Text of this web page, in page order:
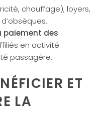
chauffage), loyers,
paiement des
en activité
passagère.
ET
LA